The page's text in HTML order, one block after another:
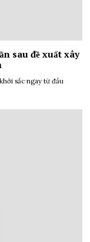
sau đề xuất xây
sắc ngay từ đầu